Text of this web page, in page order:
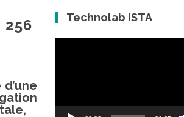
Technolab ISTA